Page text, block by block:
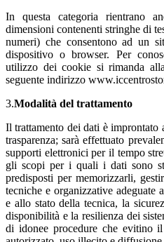
In questa categoria rientrano
dimensioni contenenti stringhe di
numeri) che consentono ad un
dispositivo o browser. Per
utilizzo dei cookie si rimanda
seguente indirizzo
3.Modalità del trattamento
Il trattamento dei dati è
trasparenza; sarà effettuato
supporti elettronici per il tempo
gli scopi per i quali i dati sono
predisposti per memorizzarli,
tecniche e organizzative adeguate
e allo stato della tecnica, la
disponibilità e la resilienza dei
di idonee procedure che evitino